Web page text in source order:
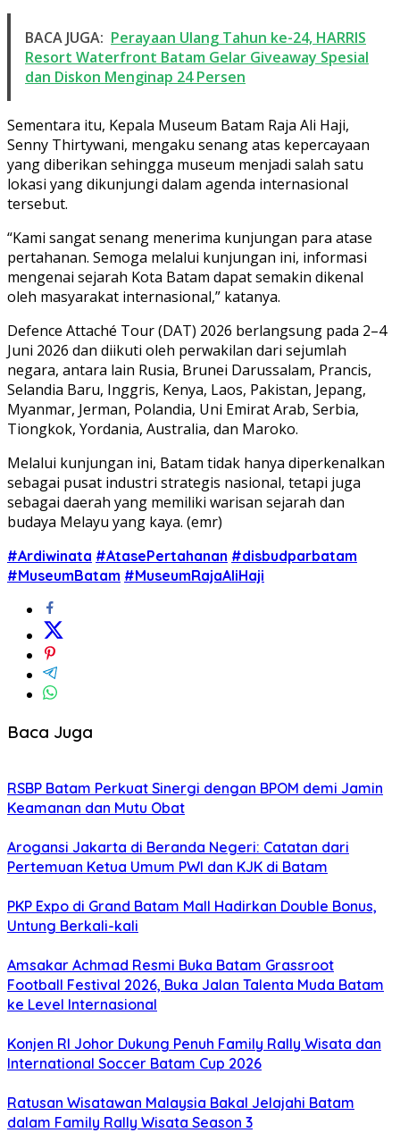
BACA JUGA: Perayaan Ulang Tahun ke-24, HARRIS
Resort Waterfront Batam Gelar Giveaway Spesial
dan Diskon Menginap 24 Persen
Sementara itu, Kepala Museum Batam Raja Ali Haji,
Senny Thirtywani, mengaku senang atas kepercayaan
yang diberikan sehingga museum menjadi salah satu
lokasi yang dikunjungi dalam agenda internasional
tersebut.
“Kami sangat senang menerima kunjungan para atase
pertahanan. Semoga melalui kunjungan ini, informasi
mengenai sejarah Kota Batam dapat semakin dikenal
oleh masyarakat internasional,” katanya.
Defence Attaché Tour (DAT) 2026 berlangsung pada 2–4
Juni 2026 dan diikuti oleh perwakilan dari sejumlah
negara, antara lain Rusia, Brunei Darussalam, Prancis,
Selandia Baru, Inggris, Kenya, Laos, Pakistan, Jepang,
Myanmar, Jerman, Polandia, Uni Emirat Arab, Serbia,
Tiongkok, Yordania, Australia, dan Maroko.
Melalui kunjungan ini, Batam tidak hanya diperkenalkan
sebagai pusat industri strategis nasional, tetapi juga
sebagai daerah yang memiliki warisan sejarah dan
budaya Melayu yang kaya. (emr)
#Ardiwinata #AtasePertahanan #disbudparbatam
#MuseumBatam #MuseumRajaAliHaji
Baca Juga
RSBP Batam Perkuat Sinergi dengan BPOM demi Jamin
Keamanan dan Mutu Obat
Arogansi Jakarta di Beranda Negeri: Catatan dari
Pertemuan Ketua Umum PWI dan KJK di Batam
PKP Expo di Grand Batam Mall Hadirkan Double Bonus,
Untung Berkali-kali
Amsakar Achmad Resmi Buka Batam Grassroot
Football Festival 2026, Buka Jalan Talenta Muda Batam
ke Level Internasional
Konjen RI Johor Dukung Penuh Family Rally Wisata dan
International Soccer Batam Cup 2026
Ratusan Wisatawan Malaysia Bakal Jelajahi Batam
dalam Family Rally Wisata Season 3